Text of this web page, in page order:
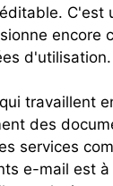
C'est
encore
d'utilisation.
travaillent
des
services
e-mail est à